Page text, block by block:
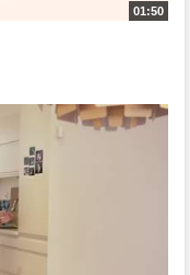
01:50